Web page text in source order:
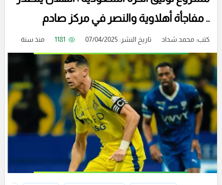
.. مفاجأة أهلاوية والنصر في مركز صادم
كتب:محمد شداد تاريخ النشر: 07/04/2025 1181 منذ سنة